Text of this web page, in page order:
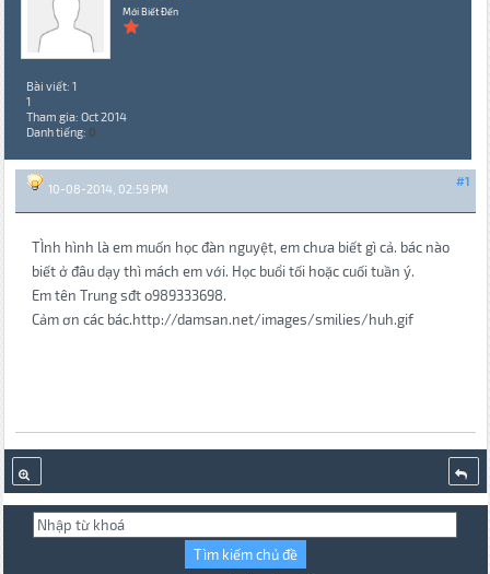
Mới Biết Đến
Bài viết: 1
1
Tham gia: Oct 2014
Danh tiếng: 0
#1
10-08-2014, 02:59 PM
TÌnh hình là em muốn học đàn nguyệt, em chưa biết gì cả. bác nào
biết ở đâu dạy thì mách em với. Học buổi tối hoặc cuối tuần ý.
Em tên Trung sđt o989333698.
Cảm ơn các bác.http://damsan.net/images/smilies/huh.gif